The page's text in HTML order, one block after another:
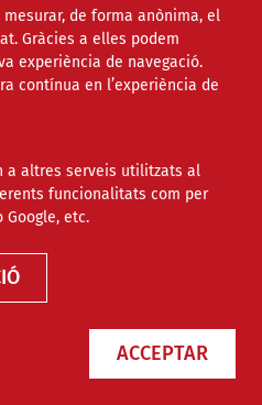
de forma anònima, el
Gràcies a elles podem
experiència de navegació.
contínua en l’experiència de
a altres serveis utilitzats al
funcionalitats com per
Google, etc.
ACCEPTAR
Estudi
de les